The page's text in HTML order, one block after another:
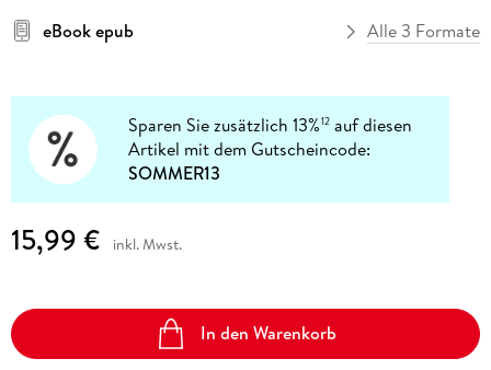
eBook epub
Alle 3 Formate
Sparen Sie zusätzlich 13%12 auf diesen
Artikel mit dem Gutscheincode:
SOMMER13
15,99 € inkl. Mwst.
In den Warenkorb